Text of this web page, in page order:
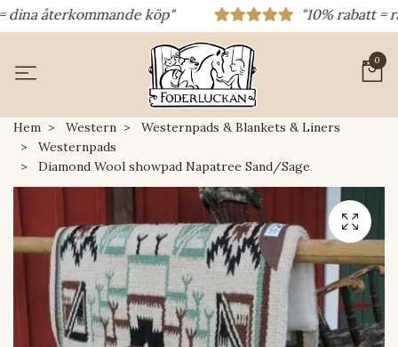
återkommande köp" "10% rabatt =
0
Hem Western
Westernpads & Blankets & Liners
Westernpads
Diamond Wool showpad Napatree Sand/Sage